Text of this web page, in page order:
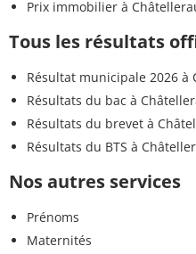
Prix immobilier à
Tous les résultats
Résultat municipale 2026 à
Résultats du bac à
Résultats du brevet à
Résultats du BTS à
Nos autres services
Prénoms
Maternités